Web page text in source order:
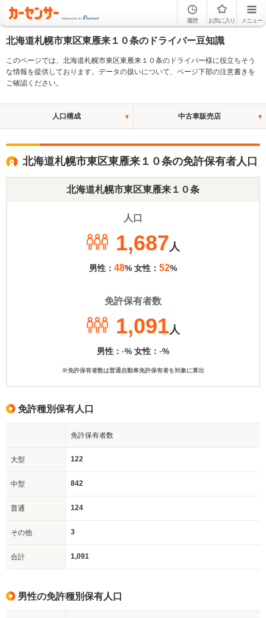
履歴 お気に入り メニュー
北海道札幌市東区東雁来１０条のドライバー豆知識
このページでは、北海道札幌市東区東雁来１０条のドライバー様に役立ちそう
な情報を提供しております。データの扱いについて、ページ下部の注意書きを
ご確認ください。
人口構成 中古車販売店
北海道札幌市東区東雁来１０条の免許保有者人口
北海道札幌市東区東雁来１０条
人口
1,687人
男性： 48% 女性： 52%
免許保有者数
1,091人
男性： -% 女性： -%
※免許保有者数は普通自動車免許保有者を対象に算出
免許種別保有人口
免許保有者数
大型 122
中型 842
普通 124
その他 3
合計 1,091
男性の免許種別保有人口